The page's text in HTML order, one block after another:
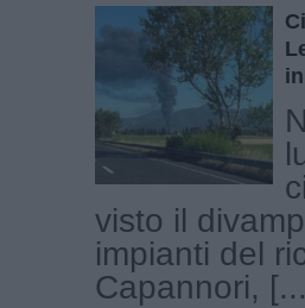
visto il
impianti del
Capannori,